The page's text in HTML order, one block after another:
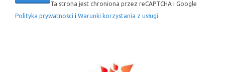
Ta strona jest chroniona przez reCAPTCHA i Google
Polityka prywatności i Warunki korzystania z usługi